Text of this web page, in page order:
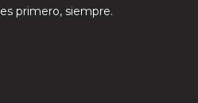
primero, siempre.